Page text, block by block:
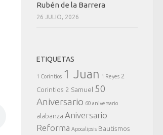
Rubén de la Barrera
26 JULIO, 2026
ETIQUETAS
1 Corintios 1 Juan 1 Reyes 2
Corintios 2 Samuel 50
Aniversario 60 aniversario
alabanza Aniversario
Reforma Apocalipsis Bautismos